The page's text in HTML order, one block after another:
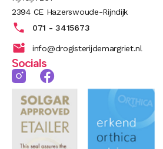
2394 CE Hazerswoude-Rijndijk
071 - 3415673
info@drogisterijdemargriet.nl
Socials